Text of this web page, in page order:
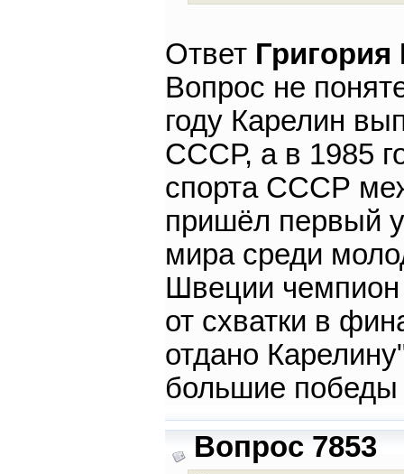
Ответ
Вопрос не
году Карелин
СССР, а в 1985
спорта СССР
пришёл первый
мира среди
Швеции
от схватки в
отдано
большие победы
Вопрос 7853